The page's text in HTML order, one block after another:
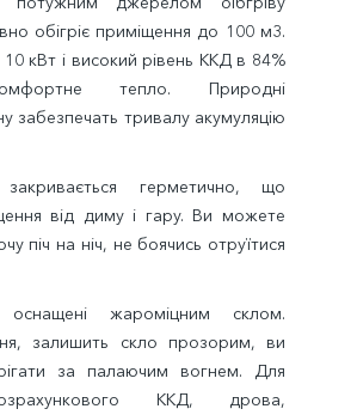
обігріє приміщення до 100 м3.
10 кВт і високий рівень ККД в 84%
тепло. Природні
забезпечать тривалу акумуляцію
герметично, що
від диму і гару. Ви можете
піч на ніч, не боячись отруїтися
жароміцним склом.
залишить скло прозорим, ви
за палаючим вогнем. Для
ККД, дрова,